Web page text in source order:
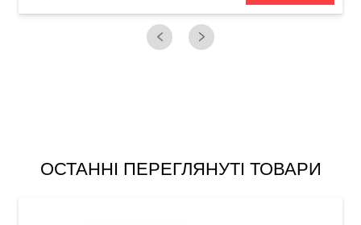
ОСТАННІ ПЕРЕГЛЯНУТІ ТОВАРИ